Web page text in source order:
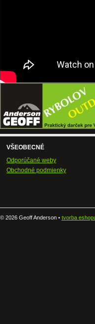
VŠEOBECNÉ
Odporúčané weby
Obchodné podmienky
©2026 Geoff Anderson • tvorba